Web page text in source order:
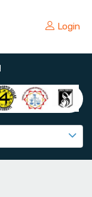
Login